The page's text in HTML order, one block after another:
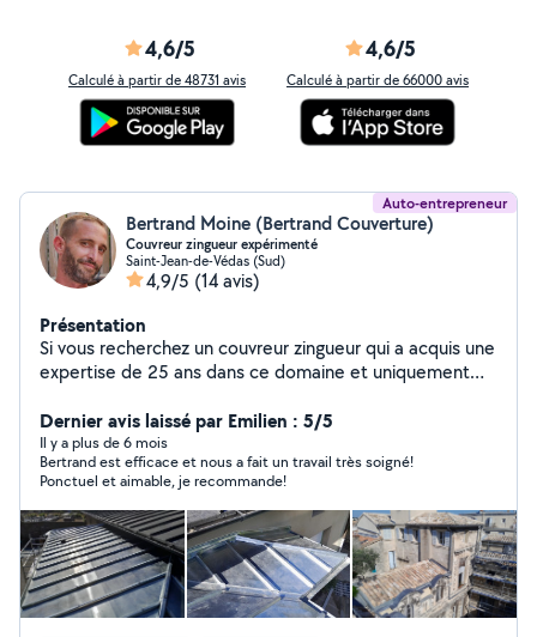
4,6/5
Calculé à partir de 48731 avis
4,6/5
Calculé à partir de 66000 avis
Auto-entrepreneur
Bertrand Moine (Bertrand Couverture)
Couvreur zingueur expérimenté
Saint-Jean-de-Védas (Sud)
4,9/5 (14 avis)
Présentation
Si vous recherchez un couvreur zingueur qui a acquis une
expertise de 25 ans dans ce domaine et uniquement
J'aime mon métier et je le fais avec soin et efficacité.
Activité : Entablement zinguerie, Nettoyage toitures,
démoussage, Pose gouttières, velux et cheminées,
Zinguerie et couverture générales N'hésitez pas à me
contacter pour toute demande (devis gratuit)
Dernier avis laissé par Emilien : 5/5
Il y a plus de 6 mois
Bertrand est efficace et nous a fait un travail très soigné!
Ponctuel et aimable, je recommande!